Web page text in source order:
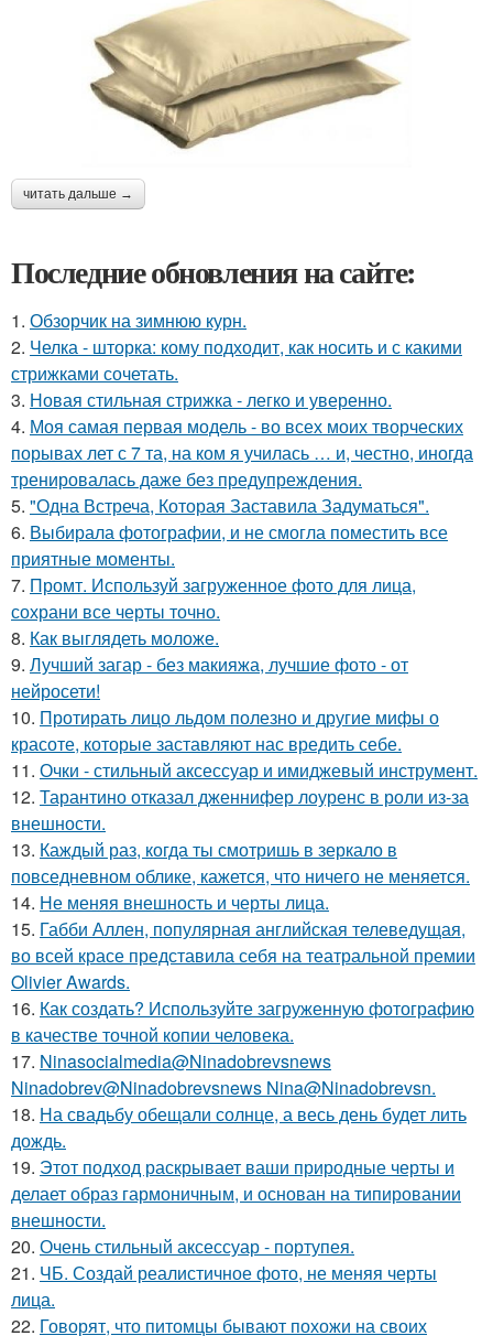
читать дальше →
Последние обновления на сайте:
1. Обзорчик на зимнюю курн.
2. Челка - шторка: кому подходит, как носить и с какими
стрижками сочетать.
3. Новая стильная стрижка - легко и уверенно.
4. Моя самая первая модель - во всех моих творческих
порывах лет с 7 та, на ком я училась … и, честно, иногда
тренировалась даже без предупреждения.
5. "Одна Встреча, Которая Заставила Задуматься".
6. Выбирала фотографии, и не смогла поместить все
приятные моменты.
7. Промт. Используй загруженное фото для лица,
сохрани все черты точно.
8. Как выглядеть моложе.
9. Лучший загар - без макияжа, лучшие фото - от
нейросети!
10. Протирать лицо льдом полезно и другие мифы о
красоте, которые заставляют нас вредить себе.
11. Очки - стильный аксессуар и имиджевый инструмент.
12. Тарантино отказал дженнифер лоуренс в роли из-за
внешности.
13. Каждый раз, когда ты смотришь в зеркало в
повседневном облике, кажется, что ничего не меняется.
14. Не меняя внешность и черты лица.
15. Габби Аллен, популярная английская телеведущая,
во всей красе представила себя на театральной премии
Olivier Awards.
16. Как создать? Используйте загруженную фотографию
в качестве точной копии человека.
17. Ninasocialmedia@Ninadobrevsnews
Ninadobrev@Ninadobrevsnews Nina@Ninadobrevsn.
18. На свадьбу обещали солнце, а весь день будет лить
дождь.
19. Этот подход раскрывает ваши природные черты и
делает образ гармоничным, и основан на типировании
внешности.
20. Очень стильный аксессуар - портупея.
21. ЧБ. Создай реалистичное фото, не меняя черты
лица.
22. Говорят, что питомцы бывают похожи на своих